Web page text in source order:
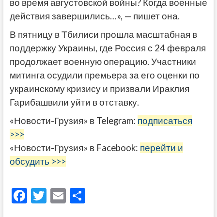
во время августовской войны? Когда военные
действия завершились…», — пишет она.
В пятницу в Тбилиси прошла масштабная в
поддержку Украины, где Россия с 24 февраля
продолжает военную операцию. Участники
митинга осудили премьера за его оценки по
украинскому кризису и призвали Ираклия
Гарибашвили уйти в отставку.
«Новости-Грузия» в Telegram: подписаться
>>>
«Новости-Грузия» в Facebook: перейти и
обсудить >>>
F T E О